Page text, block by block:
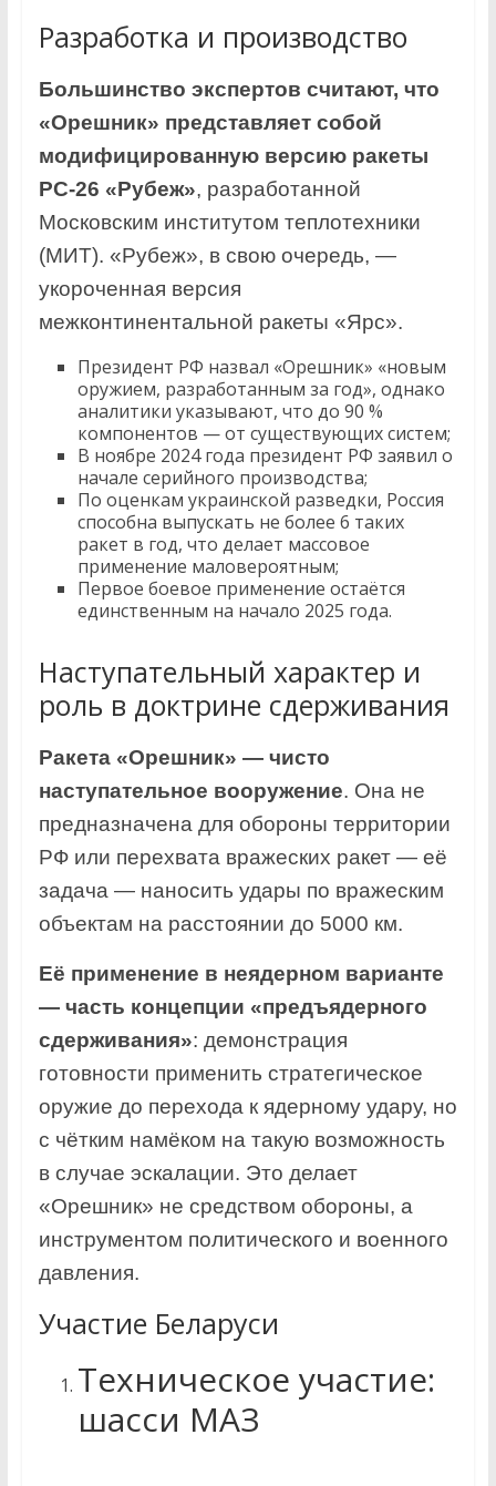
Разработка и производство
Большинство экспертов считают, что
«Орешник» представляет собой
модифицированную версию ракеты
РС-26 «Рубеж», разработанной
Московским институтом теплотехники
(МИТ). «Рубеж», в свою очередь, —
укороченная версия
межконтинентальной ракеты «Ярс».
Президент РФ назвал «Орешник» «новым
оружием, разработанным за год», однако
аналитики указывают, что до 90 %
компонентов — от существующих систем;
В ноябре 2024 года президент РФ заявил о
начале серийного производства;
По оценкам украинской разведки, Россия
способна выпускать не более 6 таких
ракет в год, что делает массовое
применение маловероятным;
Первое боевое применение остаётся
единственным на начало 2025 года.
Наступательный характер и
роль в доктрине сдерживания
Ракета «Орешник» — чисто
наступательное вооружение. Она не
предназначена для обороны территории
РФ или перехвата вражеских ракет — её
задача — наносить удары по вражеским
объектам на расстоянии до 5000 км.
Её применение в неядерном варианте
— часть концепции «предъядерного
сдерживания»: демонстрация
готовности применить стратегическое
оружие до перехода к ядерному удару, но
с чётким намёком на такую возможность
в случае эскалации. Это делает
«Орешник» не средством обороны, а
инструментом политического и военного
давления.
Участие Беларуси
Техническое участие:
шасси МАЗ